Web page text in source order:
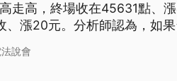
走高，終場收在45631點、
漲20元。分析師認為，如果
說會